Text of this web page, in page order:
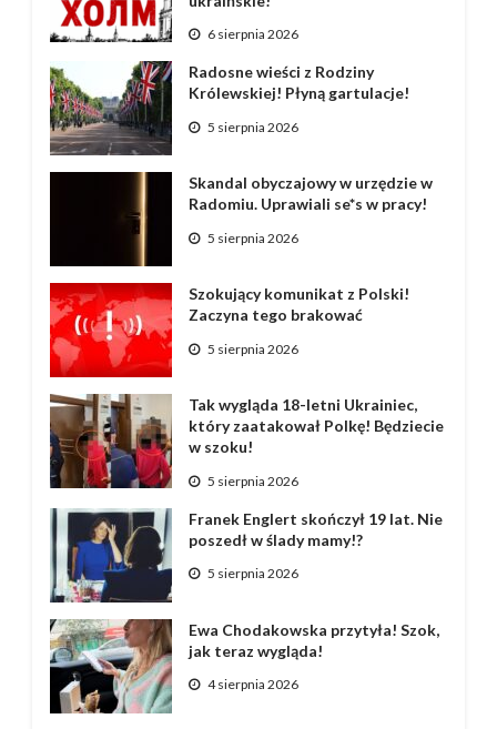
6 sierpnia 2026
Radosne wieści z Rodziny
Królewskiej! Płyną gartulacje!
5 sierpnia 2026
Skandal obyczajowy w urzędzie w
Radomiu. Uprawiali se*s w pracy!
5 sierpnia 2026
Szokujący komunikat z Polski!
Zaczyna tego brakować
5 sierpnia 2026
Tak wygląda 18-letni Ukrainiec,
który zaatakował Polkę! Będziecie
w szoku!
5 sierpnia 2026
Franek Englert skończył 19 lat. Nie
poszedł w ślady mamy!?
5 sierpnia 2026
Ewa Chodakowska przytyła! Szok,
jak teraz wygląda!
4 sierpnia 2026